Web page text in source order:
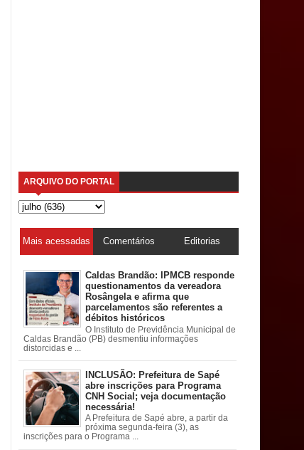
ARQUIVO DO PORTAL
Mais acessadas Comentários Editorias
Caldas Brandão: IPMCB responde
questionamentos da vereadora
Rosângela e afirma que
parcelamentos são referentes a
débitos históricos
O Instituto de Previdência Municipal de
Caldas Brandão (PB) desmentiu informações
distorcidas e ...
INCLUSÃO: Prefeitura de Sapé
abre inscrições para Programa
CNH Social; veja documentação
necessária!
A Prefeitura de Sapé abre, a partir da
próxima segunda-feira (3), as
inscrições para o Programa ...